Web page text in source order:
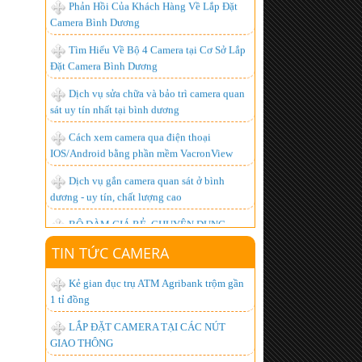
Tìm Hiểu Về Bộ 4 Camera tại Cơ Sở Lắp
Đặt Camera Bình Dương
Dịch vụ sửa chữa và bảo trì camera quan
sát uy tín nhất tại bình dương
Cách xem camera qua điện thoại
IOS/Android bằng phần mềm VacronView
Dịch vụ gắn camera quan sát ở bình
dương - uy tín, chất lượng cao
BỘ ĐÀM GIÁ RẺ, CHUYÊN DỤNG,
CHẤT LƯỢNG NHẤT HIỆN NAY
Lắp đặt camera giá bao nhiêu là hợp lý
nhất ?
người tiêu dùng thông minh, còn bạn thì sao?
Lắp đặt camera quan sát góc rộng xem
được qua mạng từ xa
TIN TỨC CAMERA
Kẻ gian đục trụ ATM Agribank trộm gần
1 tỉ đồng
LẮP ĐẶT CAMERA TẠI CÁC NÚT
GIAO THÔNG